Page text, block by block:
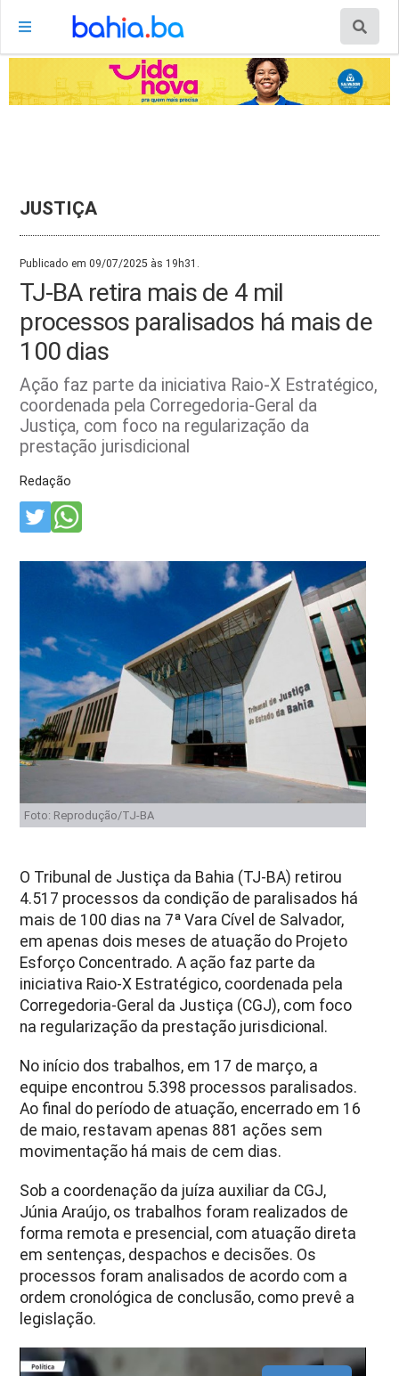
JUSTIÇA
Publicado em 09/07/2025 às 19h31.
TJ-BA retira mais de 4 mil
processos paralisados há mais de
100 dias
Ação faz parte da iniciativa Raio-X Estratégico,
coordenada pela Corregedoria-Geral da
Justiça, com foco na regularização da
prestação jurisdicional
Redação
Foto: Reprodução/TJ-BA
O Tribunal de Justiça da Bahia (TJ-BA) retirou
4.517 processos da condição de paralisados há
mais de 100 dias na 7ª Vara Cível de Salvador,
em apenas dois meses de atuação do Projeto
Esforço Concentrado. A ação faz parte da
iniciativa Raio-X Estratégico, coordenada pela
Corregedoria-Geral da Justiça (CGJ), com foco
na regularização da prestação jurisdicional.
No início dos trabalhos, em 17 de março, a
equipe encontrou 5.398 processos paralisados.
Ao final do período de atuação, encerrado em 16
de maio, restavam apenas 881 ações sem
movimentação há mais de cem dias.
Sob a coordenação da juíza auxiliar da CGJ,
Júnia Araújo, os trabalhos foram realizados de
forma remota e presencial, com atuação direta
em sentenças, despachos e decisões. Os
processos foram analisados de acordo com a
ordem cronológica de conclusão, como prevê a
legislação.